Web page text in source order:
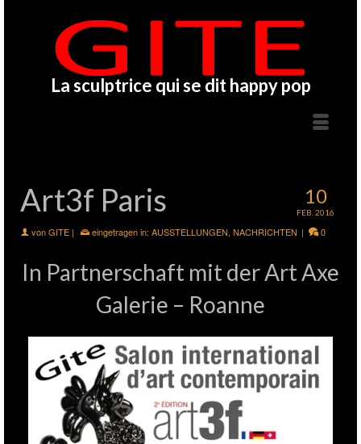
La sculptrice qui se dit happy pop
10
FEB. 2016
Art3f Paris
vonGITE | eingetragen in: AUSSTELLUNGEN, NACHRICHTEN | 0
In Partnerschaft mit der Art Axe
Galerie – Roanne